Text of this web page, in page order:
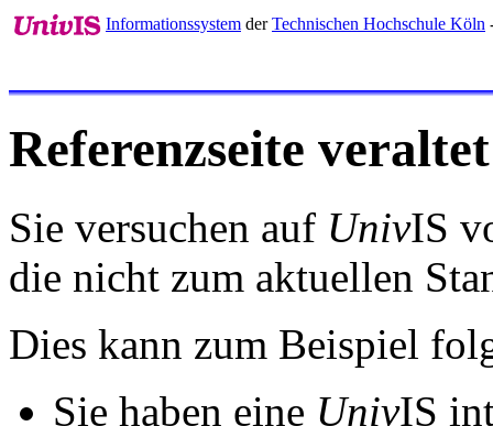
Informationssystem derTechnischen Hochschule Köln
Referenzseite veraltet
Sie versuchen auf UnivIS
die nicht zum aktuellen
Dies kann zum Beispiel
Sie haben eine UnivIS